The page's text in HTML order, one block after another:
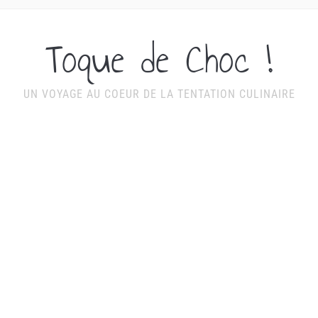
Toque de Choc !
UN VOYAGE AU COEUR DE LA TENTATION CULINAIRE